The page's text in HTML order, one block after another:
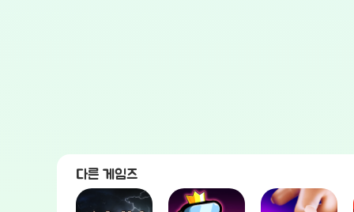
다른 게임즈